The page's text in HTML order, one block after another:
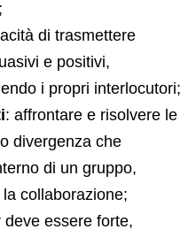
di trasmettere
e positivi,
i propri interlocutori;
: affrontare e risolvere le
divergenza che
di un gruppo,
collaborazione;
deve essere forte,